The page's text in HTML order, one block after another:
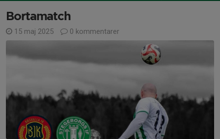
Bortamatch
15 maj 2025 0 kommentarer